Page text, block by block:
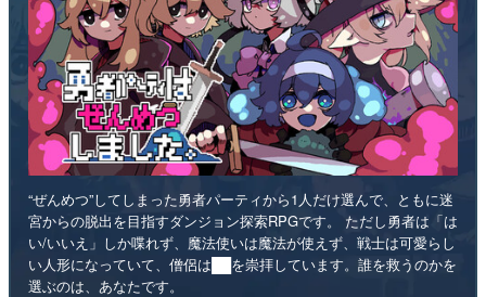
“ぜんめつ”してしまった勇者パーティから1人だけ選んで、ともに迷
宮からの脱出を目指すダンジョン探索RPGです。 ただし勇者は「は
い/いいえ」しか喋れず、魔法使いは魔法が使えず、戦士は可愛らし
い人形になっていて、僧侶は██を崇拝しています。誰を救うのかを
選ぶのは、あなたです。